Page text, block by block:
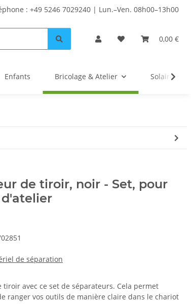
: +49 5246 7029240 | Lun.–Ven. 08h00–13h00
0,00 €
Enfants Bricolage & Atelier Solaire
de tiroir, noir - Set, pour
de séparation
tiroir avec ce set de séparateurs. Cela permet
ranger vos outils de manière claire dans le chariot